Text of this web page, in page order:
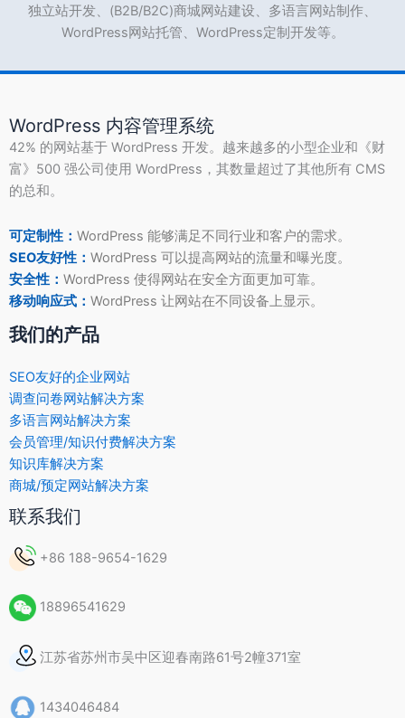
独立站开发、(B2B/B2C)商城网站建设、多语言网站制作、
WordPress网站托管、WordPress定制开发等。
WordPress 内容管理系统
42% 的网站基于 WordPress 开发。越来越多的小型企业和《财
富》500 强公司使用 WordPress，其数量超过了其他所有 CMS
的总和。
可定制性： WordPress 能够满足不同行业和客户的需求。
SEO友好性： WordPress 可以提高网站的流量和曝光度。
安全性： WordPress 使得网站在安全方面更加可靠。
移动响应式： WordPress 让网站在不同设备上显示。
我们的产品
SEO友好的企业网站
调查问卷网站解决方案
多语言网站解决方案
会员管理/知识付费解决方案
知识库解决方案
商城/预定网站解决方案
联系我们
+86 188-9654-1629
18896541629
江苏省苏州市吴中区迎春南路61号2幢371室
1434046484